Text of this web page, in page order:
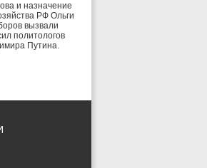
и назначение
РФ Ольги
вызвали
политологов
Путина.